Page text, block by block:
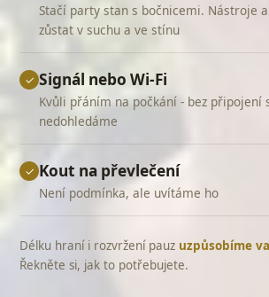
Stačí party stan s bočnicemi. Nástroje
zůstat v suchu a ve stínu
✓ Signál nebo Wi-Fi
Kvůli přáním na počkání - bez připojení
nedohledáme
✓ Kout na převlečení
Není podmínka, ale uvítáme ho
Délku hraní i rozvržení pauz uzpůsobíme
Řekněte si, jak to potřebujete.